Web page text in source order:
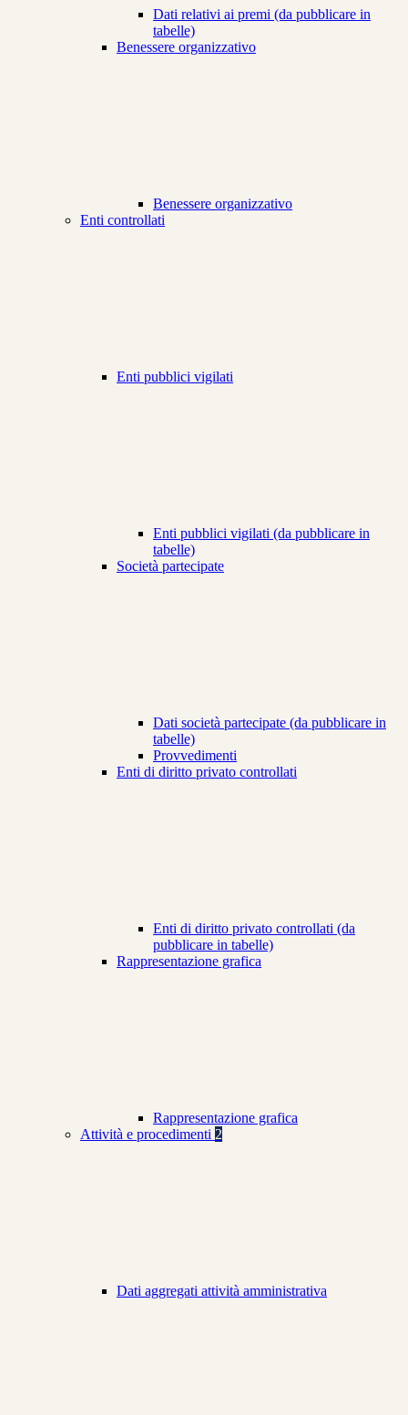
Dati relativi ai premi (da pubblicare in
tabelle)
Benessere organizzativo
Benessere organizzativo
Enti controllati
Enti pubblici vigilati
Enti pubblici vigilati (da pubblicare in
tabelle)
Società partecipate
Dati società partecipate (da pubblicare in
tabelle)
Provvedimenti
Enti di diritto privato controllati
Enti di diritto privato controllati (da
pubblicare in tabelle)
Rappresentazione grafica
Rappresentazione grafica
Attività e procedimenti 2
Dati aggregati attività amministrativa